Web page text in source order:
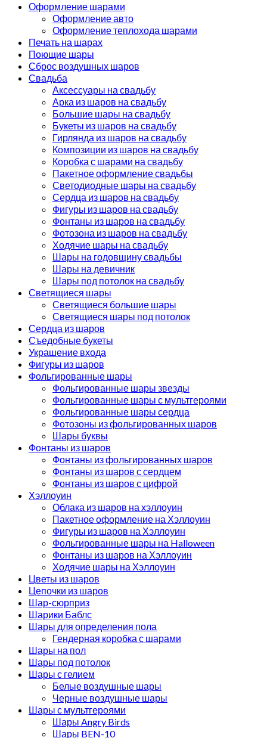
Оформление шарами
Оформление авто
Оформление теплохода шарами
Печать на шарах
Поющие шары
Сброс воздушных шаров
Свадьба
Аксессуары на свадьбу
Арка из шаров на свадьбу
Большие шары на свадьбу
Букеты из шаров на свадьбу
Гирлянда из шаров на свадьбу
Композиции из шаров на свадьбу
Коробка с шарами на свадьбу
Пакетное оформление свадьбы
Светодиодные шары на свадьбу
Сердца из шаров на свадьбу
Фигуры из шаров на свадьбу
Фонтаны из шаров на свадьбу
Фотозона из шаров на свадьбу
Ходячие шары на свадьбу
Шары на годовщину свадьбы
Шары на девичник
Шары под потолок на свадьбу
Светящиеся шары
Светящиеся большие шары
Светящиеся шары под потолок
Сердца из шаров
Съедобные букеты
Украшение входа
Фигуры из шаров
Фольгированные шары
Фольгированные шары звезды
Фольгированные шары с мультгероями
Фольгированные шары сердца
Фотозоны из фольгированных шаров
Шары буквы
Фонтаны из шаров
Фонтаны из фольгированных шаров
Фонтаны из шаров с сердцем
Фонтаны из шаров с цифрой
Хэллоуин
Облака из шаров на хэллоуин
Пакетное оформление на Хэллоуин
Фигуры из шаров на Хэллоуин
Фольгированные шары на Halloween
Фонтаны из шаров на Хэллоуин
Ходячие шары на Хэллоуин
Цветы из шаров
Цепочки из шаров
Шар-сюрприз
Шарики Баблс
Шары для определения пола
Гендерная коробка с шарами
Шары на пол
Шары под потолок
Шары с гелием
Белые воздушные шары
Черные воздушные шары
Шары с мультгероями
Шары Angry Birds
Шары BEN-10